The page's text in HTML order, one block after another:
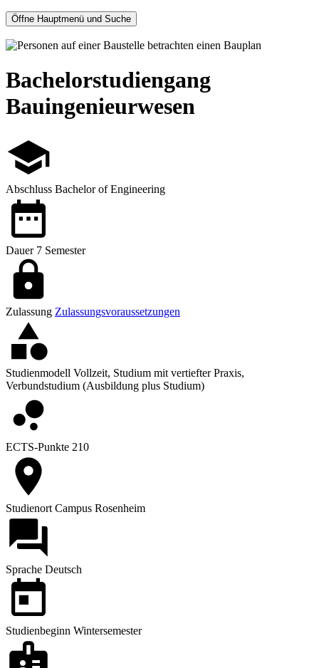
Öffne Hauptmenü und Suche
Bachelorstudiengang
Bauingenieurwesen
Abschluss Bachelor of Engineering
Dauer7 Semester
Zulassung Zulassungsvoraussetzungen
Studienmodell Vollzeit, Studium mit vertiefter Praxis,
Verbundstudium (Ausbildung plus Studium)
ECTS-Punkte 210
StudienortCampus Rosenheim
Sprache Deutsch
Studienbeginn Wintersemester